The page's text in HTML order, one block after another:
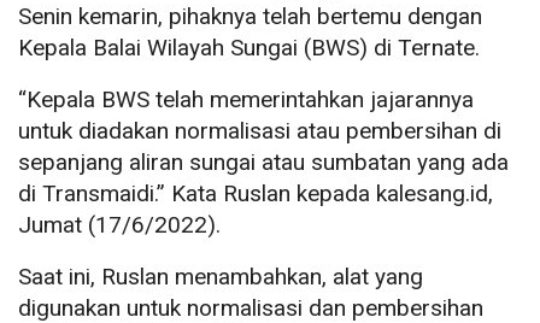
Senin kemarin, pihaknya telah bertemu dengan
Kepala Balai Wilayah Sungai (BWS) di Ternate.
“Kepala BWS telah memerintahkan jajarannya
untuk diadakan normalisasi atau pembersihan di
sepanjang aliran sungai atau sumbatan yang ada
di Transmaidi.” Kata Ruslan kepada kalesang.id,
Jumat (17/6/2022).
Saat ini, Ruslan menambahkan, alat yang
digunakan untuk normalisasi dan pembersihan